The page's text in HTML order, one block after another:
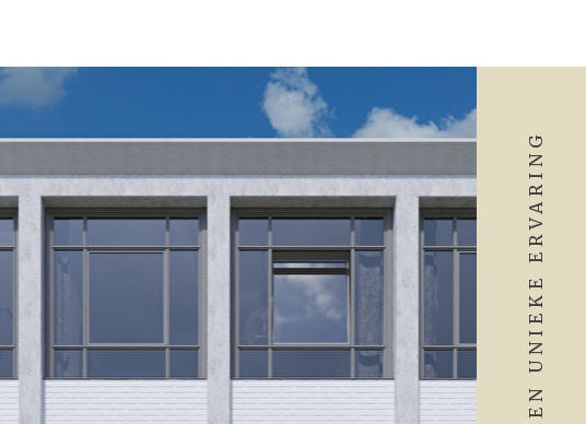
EEN UNIEKE ERVARING